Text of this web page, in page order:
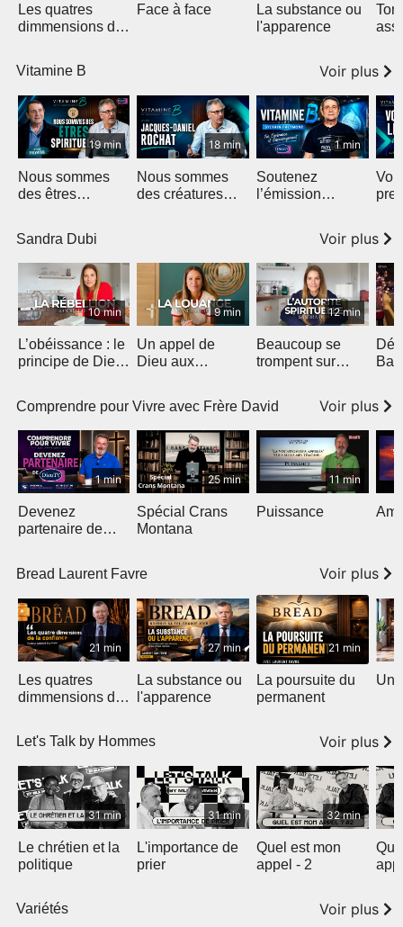
Les quatres
dimmensions de
Face à face
La substance ou
l'apparence
Ton
Vitamine B Voir plus
19 min
Nous sommes
des êtres
18 min
Nous sommes
des créatures
1 min
Soutenez
l’émission
Sandra Dubi Voir plus
10 min
L’obéissance : le
principe de Dieu
9 min
Un appel de
Dieu aux
12 min
Beaucoup se
trompent sur
Comprendre pour Vivre avec Frère David Voir plus
1 min
Devenez
partenaire de
25 min
Spécial Crans
Montana
11 min
Puissance
Bread Laurent Favre Voir plus
21 min
Les quatres
dimmensions de
27 min
La substance ou
l'apparence
21 min
La poursuite du
permanent
Let's Talk by Hommes Voir plus
31 min
Le chrétien et la
politique
31 min
L'importance de
prier
32 min
Quel est mon
appel - 2
Variétés Voir plus